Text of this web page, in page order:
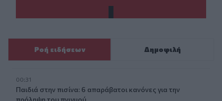
Ροή ειδήσεων Δημοφιλή
00:31
Παιδιά στην πισίνα: 6 απαράβατοι κανόνες για την
πρόληψη του πνιγμού